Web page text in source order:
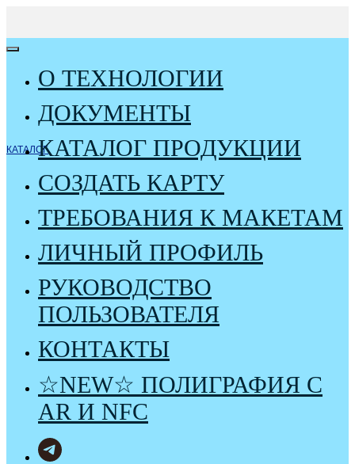
КАТАЛОГ
О ТЕХНОЛОГИИ
ДОКУМЕНТЫ
КАТАЛОГ ПРОДУКЦИИ
СОЗДАТЬ КАРТУ
ТРЕБОВАНИЯ К МАКЕТАМ
ЛИЧНЫЙ ПРОФИЛЬ
РУКОВОДСТВО
ПОЛЬЗОВАТЕЛЯ
КОНТАКТЫ
☆NEW☆ ПОЛИГРАФИЯ С
AR И NFC